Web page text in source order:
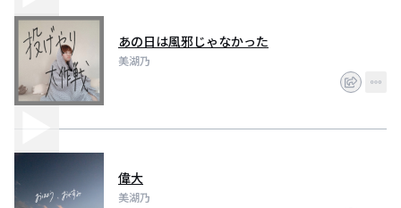
あの日は風邪じゃなかった
美湖乃
偉大
美湖乃